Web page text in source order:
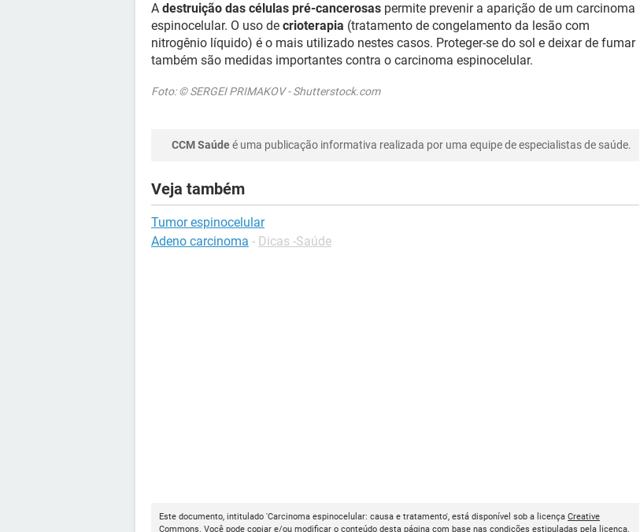
A destruição das células pré-cancerosas permite prevenir a aparição de um carcinoma
espinocelular. O uso de crioterapia (tratamento de congelamento da lesão com
nitrogênio líquido) é o mais utilizado nestes casos. Proteger-se do sol e deixar de fumar
também são medidas importantes contra o carcinoma espinocelular.
Foto: © SERGEI PRIMAKOV - Shutterstock.com
CCM Saúdeé uma publicação informativa realizada por uma equipe de especialistas de saúde.
Veja também
Tumor espinocelular
Adeno carcinoma - Dicas -Saúde
Este documento, intitulado 'Carcinoma espinocelular: causa e tratamento', está disponível sob a licença Creative
Commons. Você pode copiar e/ou modificar o conteúdo desta página com base nas condições estipuladas pela licença.